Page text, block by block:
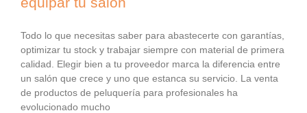
Todo lo que necesitas saber para abastecerte con garantías,
optimizar tu stock y trabajar siempre con material de primera
calidad. Elegir bien a tu proveedor marca la diferencia entre
un salón que crece y uno que estanca su servicio. La venta
de productos de peluquería para profesionales ha
evolucionado mucho